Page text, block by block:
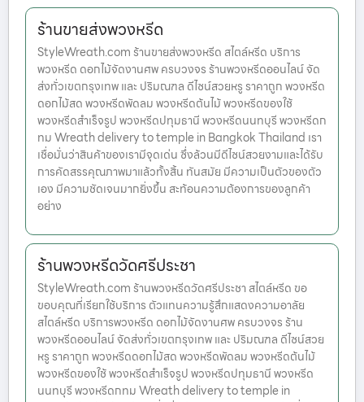
ร้านขายส่งพวงหรีด
StyleWreath.com ร้านขายส่งพวงหรีด สไตล์หรีด บริการ
พวงหรีด ดอกไม้จัดงานศพ ครบวงจร ร้านพวงหรีดออนไลน์ จัด
ส่งทั่วเขตกรุงเทพ และ ปริมณฑล ดีไซน์สวยหรู ราคาถูก พวงหรีด
ดอกไม้สด พวงหรีดพัดลม พวงหรีดต้นไม้ พวงหรีดของใช้
พวงหรีดสำเร็จรูป พวงหรีดปทุมธานี พวงหรีดนนทบุรี พวงหรีดก
ทม Wreath delivery to temple in Bangkok Thailand เรา
เชื่อมั่นว่าสินค้าของเรามีจุดเด่น ซึ่งล้วนมีดีไซน์สวยงามและได้รับ
การคัดสรรคุณภาพมาแล้วทั้งสิ้น ทันสมัย มีความเป็นตัวของตัว
เอง มีความชัดเจนมากยิ่งขึ้น สะท้อนความต้องการของลูกค้า
อย่าง
ร้านพวงหรีดวัดศรีประชา
StyleWreath.com ร้านพวงหรีดวัดศรีประชา สไตล์หรีด ขอ
ขอบคุณที่เรียกใช้บริการ ตัวแทนความรู้สึกแสดงความอาลัย
สไตล์หรีด บริการพวงหรีด ดอกไม้จัดงานศพ ครบวงจร ร้าน
พวงหรีดออนไลน์ จัดส่งทั่วเขตกรุงเทพ และ ปริมณฑล ดีไซน์สวย
หรู ราคาถูก พวงหรีดดอกไม้สด พวงหรีดพัดลม พวงหรีดต้นไม้
พวงหรีดของใช้ พวงหรีดสำเร็จรูป พวงหรีดปทุมธานี พวงหรีด
นนทบุรี พวงหรีดกทม Wreath delivery to temple in